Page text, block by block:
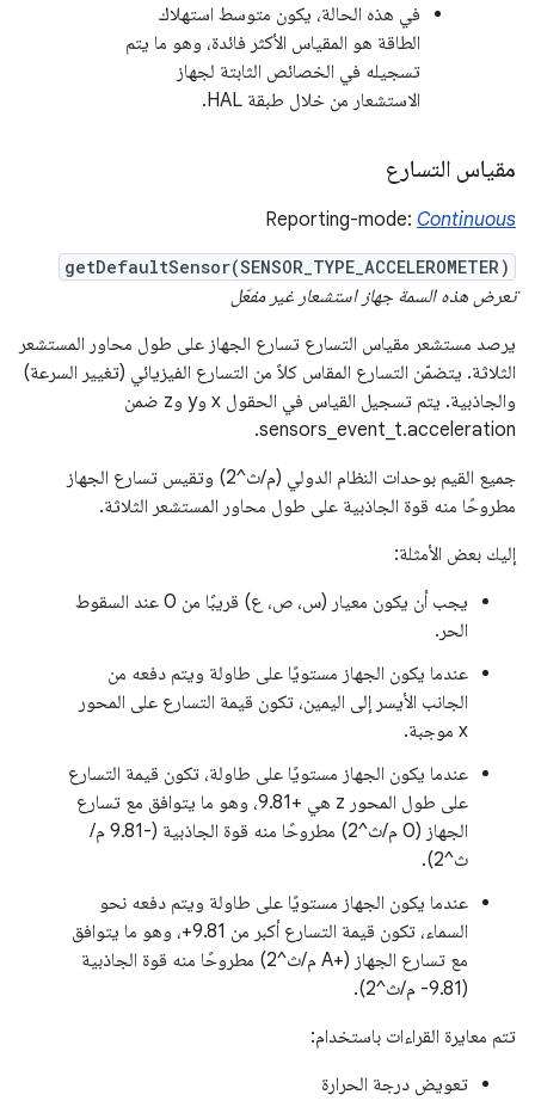
في هذه الحالة، يكون متوسط استهلاك
الطاقة هو المقياس الأكثر فائدة، وهو ما يتم
تسجيله في الخصائص الثابتة لجهاز
الاستشعار من خلال طبقة HAL.
مقياس التسارع
Reporting-mode: Continuous
getDefaultSensor(SENSOR_TYPE_ACCELEROMETER)
تعرض هذه السمة جهاز استشعار غير مفعّل
يرصد مستشعر مقياس التسارع تسارع الجهاز على طول محاور المستشعر
الثلاثة. يتضمّن التسارع المقاس كلاً من التسارع الفيزيائي (تغيير السرعة)
والجاذبية. يتم تسجيل القياس في الحقول x وy وz ضمن
sensors_event_t.acceleration.
جميع القيم بوحدات النظام الدولي (م/ث^2) وتقيس تسارع الجهاز
مطروحًا منه قوة الجاذبية على طول محاور المستشعر الثلاثة.
إليك بعض الأمثلة:
يجب أن يكون معيار (س، ص، ع) قريبًا من 0 عند السقوط
الحر.
عندما يكون الجهاز مستويًا على طاولة ويتم دفعه من
الجانب الأيسر إلى اليمين، تكون قيمة التسارع على المحور
x موجبة.
عندما يكون الجهاز مستويًا على طاولة، تكون قيمة التسارع
على طول المحور z هي +9.81، وهو ما يتوافق مع تسارع
الجهاز (0 م/ث^2) مطروحًا منه قوة الجاذبية (-9.81 م/
ث^2).
عندما يكون الجهاز مستويًا على طاولة ويتم دفعه نحو
السماء، تكون قيمة التسارع أكبر من 9.81+، وهو ما يتوافق
مع تسارع الجهاز (+A م/ث^2) مطروحًا منه قوة الجاذبية
(9.81- م/ث^2).
تتم معايرة القراءات باستخدام:
تعويض درجة الحرارة